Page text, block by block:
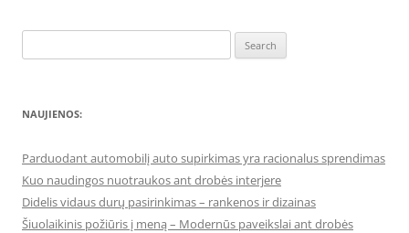
for:
NAUJIENOS:
Parduodant automobilį auto supirkimas yra racionalus sprendimas
Kuo naudingos nuotraukos ant drobės interjere
Didelis vidaus durų pasirinkimas – rankenos ir dizainas
Šiuolaikinis požiūris į meną – Modernūs paveikslai ant drobės